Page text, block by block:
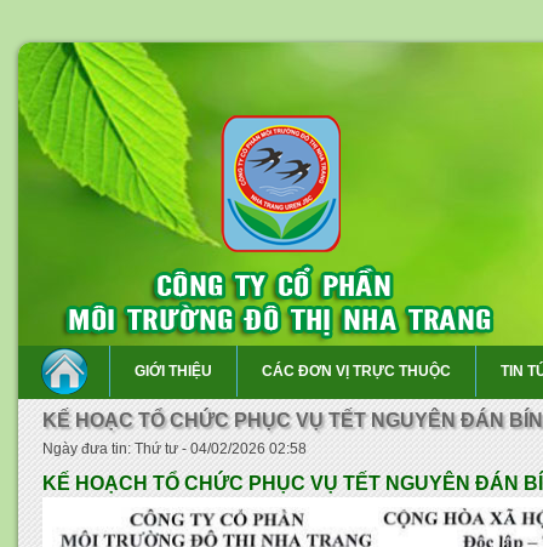
GIỚI THIỆU CÁC ĐƠN VỊ TRỰC THUỘC TIN
KẾ HOẠC TỔ CHỨC PHỤC VỤ TẾT NGUYÊN ĐÁN
Ngày đưa tin: Thứ tư - 04/02/2026 02:58
KẾ HOẠCH TỔ CHỨC PHỤC VỤ TẾT NGUYÊN ĐÁN